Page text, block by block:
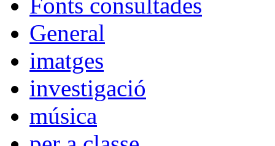
General
imatges
investigació
música